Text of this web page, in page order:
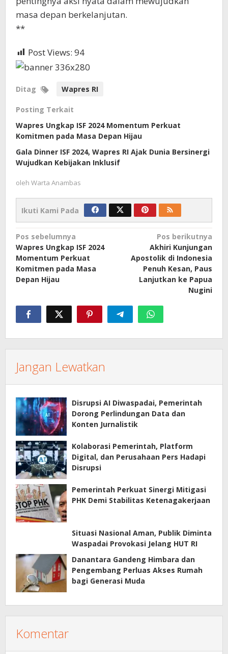
masa depan berkelanjutan.
**
Post Views: 94
Ditag Wapres RI
Posting Terkait
Wapres Ungkap ISF 2024 Momentum Perkuat
Komitmen pada Masa Depan Hijau
Gala Dinner ISF 2024, Wapres RI Ajak Dunia Bersinergi
Wujudkan Kebijakan Inklusif
oleh Warta Anambas
Ikuti Kami Pada
Navigasi
pos
Pos sebelumnya
Wapres Ungkap ISF 2024
Momentum Perkuat
Komitmen pada Masa
Depan Hijau
Pos berikutnya
Akhiri Kunjungan
Apostolik di Indonesia
Penuh Kesan, Paus
Lanjutkan ke Papua
Nugini
Jangan Lewatkan
Disrupsi AI Diwaspadai, Pemerintah
Dorong Perlindungan Data dan
Konten Jurnalistik
Kolaborasi Pemerintah, Platform
Digital, dan Perusahaan Pers Hadapi
Disrupsi
Pemerintah Perkuat Sinergi Mitigasi
PHK Demi Stabilitas Ketenagakerjaan
Situasi Nasional Aman, Publik Diminta
Waspadai Provokasi Jelang HUT RI
Danantara Gandeng Himbara dan
Pengembang Perluas Akses Rumah
bagi Generasi Muda
Komentar